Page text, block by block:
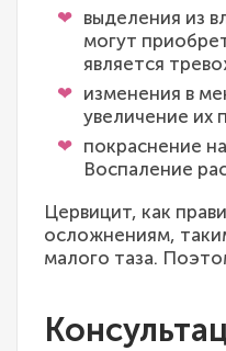
выделения из
могут
является
изменения в
увеличение их
покраснение
Воспаление
Цервицит, как
осложнениям,
малого таза.